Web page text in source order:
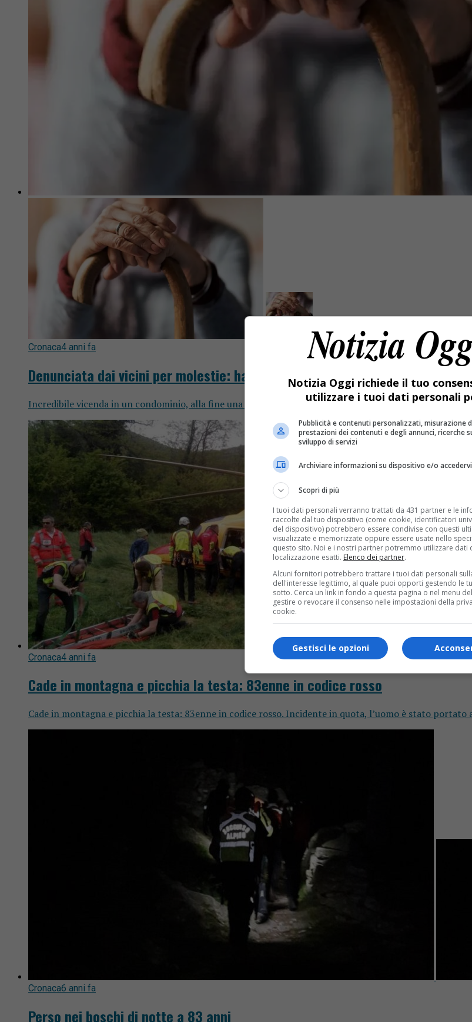
Cronaca4 anni fa
Denunciata dai vicini per molestie: ha 83 anni
Incredibile vicenda in un condominio, alla fine una coppia è stata costretta a rivolgersi ai carabinieri.
Cronaca4 anni fa
Cade in montagna e picchia la testa: 83enne in codice rosso
Cade in montagna e picchia la testa: 83enne in codice rosso. Incidente in quota, l’uomo è stato portato
Cronaca6 anni fa
Perso nei boschi di notte a 83 anni
Notizia Oggi richiede il tuo
utilizzare i tuoi dati personali
Pubblicità e contenuti personalizzati, misurazione
prestazioni dei contenuti e degli annunci, ricerche
sviluppo di servizi
Archiviare informazioni su dispositivo e/o accedervi
Scopri di più
I tuoi dati personali verranno trattati da 431 partner e le
raccolte dal tuo dispositivo (come cookie, identificatori
del dispositivo) potrebbero essere condivise con questi
visualizzate e memorizzate oppure essere usate nello
questo sito. Noi e i nostri partner potremmo utilizzare dati
localizzazione esatti. Elenco dei partner.
Alcuni fornitori potrebbero trattare i tuoi dati personali
dell'interesse legittimo, al quale puoi opporti gestendo le
sotto. Cerca un link in fondo a questa pagina o nel menu
gestire o revocare il consenso nelle impostazioni della
cookie.
Gestisci le opzioni